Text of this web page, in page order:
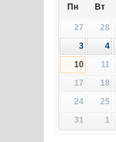
Пн Вт
27 28
3
4
10
11
17
18
24
25
31
1